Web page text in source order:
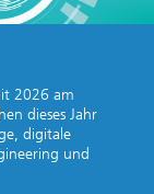
2026 am
dieses Jahr
digitale
und